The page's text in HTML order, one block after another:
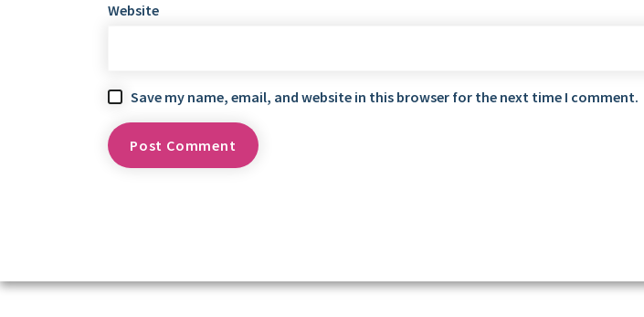
Website
Save my name, email, and website in this browser for the next time I comment.